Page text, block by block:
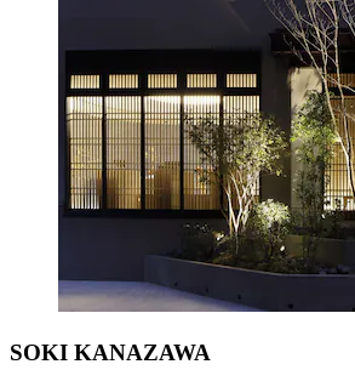
SOKI KANAZAWA